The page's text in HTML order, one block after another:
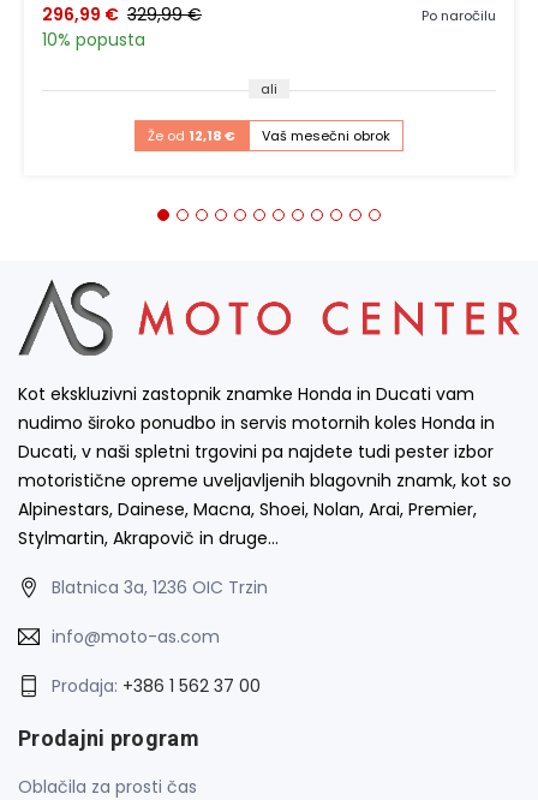
Po naročilu
296,99 € 329,99 €
10% popusta
ali
Že od 12,18 € Vaš mesečni obrok
Kot ekskluzivni zastopnik znamke Honda in Ducati vam
nudimo široko ponudbo in servis motornih koles Honda in
Ducati, v naši spletni trgovini pa najdete tudi pester izbor
motoristične opreme uveljavljenih blagovnih znamk, kot so
Alpinestars, Dainese, Macna, Shoei, Nolan, Arai, Premier,
Stylmartin, Akrapovič in druge…
Blatnica 3a, 1236 OIC Trzin
info@moto-as.com
Prodaja: +386 1 562 37 00
Prodajni program
Oblačila za prosti čas